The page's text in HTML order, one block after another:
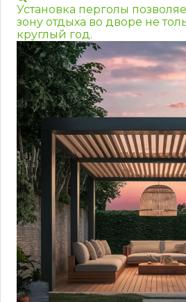
Установка перголы
зону отдыха во дворе не
круглый год.